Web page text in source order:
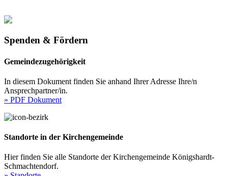
Spenden & Fördern
Gemeindezugehörigkeit
In diesem Dokument finden Sie anhand Ihrer Adresse Ihre/n
Ansprechpartner/in.
» PDF Dokument
Standorte in der Kirchengemeinde
Hier finden Sie alle Standorte der Kirchengemeinde Königshardt-
Schmachtendorf.